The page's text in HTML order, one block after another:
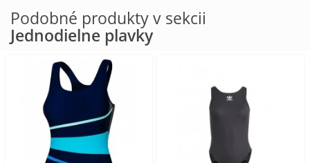
Podobné produkty v sekcii
Jednodielne plavky